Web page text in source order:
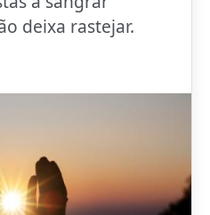
deixa rastejar.